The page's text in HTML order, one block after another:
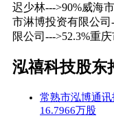
迟少林--->90%威海
市淋博投资有限公司
限公司--->52.3%重
泓禧科技股东
常熟市泓博通
16.7966万股